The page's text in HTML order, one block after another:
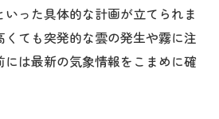
に見えるかの最終チェック
た星空観測のベストタイミン
の情報を合わせて活用
った具体的な計画が立てられま
ても突発的な雲の発生や霧に注
は最新の気象情報をこまめに確